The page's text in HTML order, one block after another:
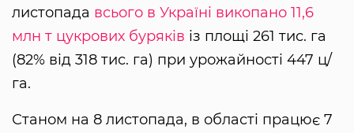
листопада всього в Україні викопано 11,6
млн т цукрових буряків із площі 261 тис. га
(82% від 318 тис. га) при урожайності 447 ц/
га.
Станом на 8 листопада, в області працює 7